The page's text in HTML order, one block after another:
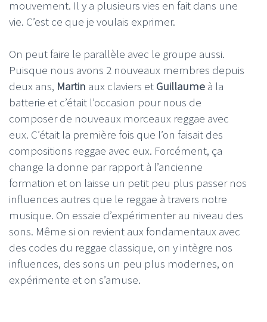
mouvement. Il y a plusieurs vies en fait dans une
vie. C’est ce que je voulais exprimer.
On peut faire le parallèle avec le groupe aussi.
Puisque nous avons 2 nouveaux membres depuis
deux ans, Martin aux claviers et Guillaume à la
batterie et c’était l’occasion pour nous de
composer de nouveaux morceaux reggae avec
eux. C’était la première fois que l’on faisait des
compositions reggae avec eux. Forcément, ça
change la donne par rapport à l’ancienne
formation et on laisse un petit peu plus passer nos
influences autres que le reggae à travers notre
musique. On essaie d’expérimenter au niveau des
sons. Même si on revient aux fondamentaux avec
des codes du reggae classique, on y intègre nos
influences, des sons un peu plus modernes, on
expérimente et on s’amuse.